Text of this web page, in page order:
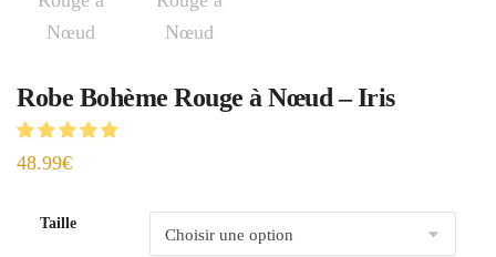
Robe Bohème Rouge à Nœud – Iris
48.99€
Taille